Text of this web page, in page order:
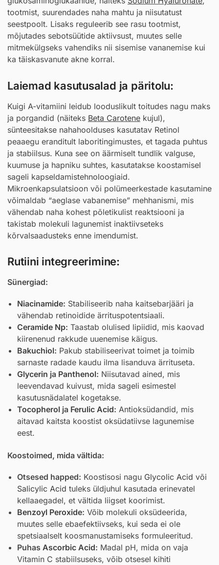
tootmist, suurendades naha mahtu ja niisutatust
seestpoolt. Lisaks reguleerib see rasu tootmist,
mõjutades sebotsüütide aktiivsust, muutes selle
mitmekülgseks vahendiks nii sisemise vananemise kui
ka täiskasvanute akne korral.
Laiemad kasutusalad ja päritolu:
Kuigi A-vitamiini leidub looduslikult toitudes nagu maks
ja porgandid (näiteks Beta Carotene kujul),
sünteesitakse nahahoolduses kasutatav Retinol
peaaegu eranditult laboritingimustes, et tagada puhtus
ja stabiilsus. Kuna see on äärmiselt tundlik valguse,
kuumuse ja hapniku suhtes, kasutatakse koostamisel
sageli kapseldamistehnoloogiaid.
Mikroenkapsulatsioon või polümeerkestade kasutamine
võimaldab “aeglase vabanemise” mehhanismi, mis
vähendab naha kohest põletikulist reaktsiooni ja
takistab molekuli lagunemist inaktiivseteks
kõrvalsaadusteks enne imendumist.
Rutiini integreerimine:
Sünergiad:
Niacinamide: Stabiliseerib naha kaitsebarjääri ja
vähendab retinoidide ärrituspotentsiaali.
Ceramide Np: Taastab olulised lipiidid, mis kaovad
kiirenenud rakkude uuenemise käigus.
Bakuchiol: Pakub stabiliseerivat toimet ja toimib
sarnaste radade kaudu ilma lisanduva ärrituseta.
Glycerin ja Panthenol: Niisutavad ained, mis
leevendavad kuivust, mida sageli esimestel
kasutusnädalatel kogetakse.
Tocopherol ja Ferulic Acid: Antioksüdandid, mis
aitavad kaitsta koostist oksüdatiivse lagunemise
eest.
Koostoimed, mida vältida:
Otsesed happed: Koostisosi nagu Glycolic Acid või
Salicylic Acid tuleks üldjuhul kasutada erinevatel
kellaaegadel, et vältida liigset koorimist.
Benzoyl Peroxide: Võib molekuli oksüdeerida,
muutes selle ebaefektiivseks, kui seda ei ole
spetsiaalselt koosmanustamiseks formuleeritud.
Puhas Ascorbic Acid: Madal pH, mida on vaja
Vitamin C stabiilsuseks, võib otsesel kihiti